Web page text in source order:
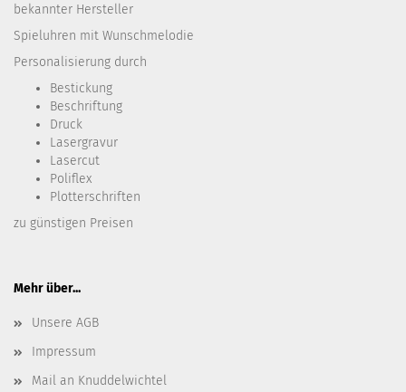
bekannter Hersteller
Spieluhren mit Wunschmelodie
Personalisierung durch
Bestickung​
Beschriftung
Druck
Lasergravur
Lasercut
Poliflex
Plotterschriften
zu günstigen Preisen
Mehr über...
Unsere AGB
Impressum
Mail an Knuddelwichtel